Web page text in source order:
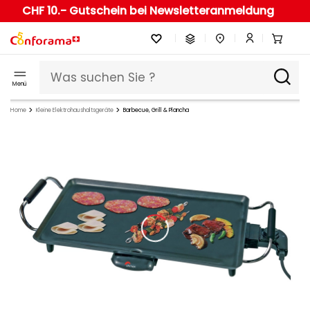
CHF 10.- Gutschein bei Newsletteranmeldung
Menü
Home Kleine Elektrohaushaltsgeräte Barbecue, Grill & Plancha